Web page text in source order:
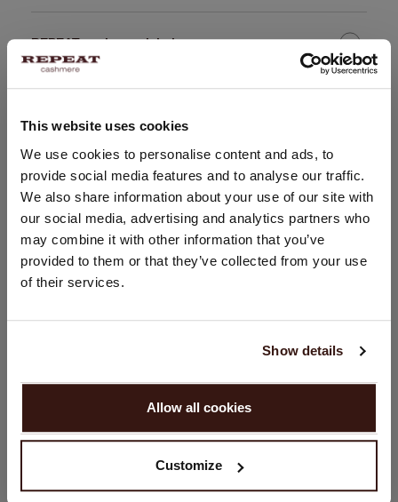
This website uses cookies
We use cookies to personalise content and ads, to
provide social media features and to analyse our traffic.
We also share information about your use of our site with
our social media, advertising and analytics partners who
may combine it with other information that you’ve
provided to them or that they’ve collected from your use
of their services.
Show details
Allow all cookies
Customize
REPEAT cashmere labels
LAND WIJZIGEN
U bezoekt Repeat cashmere vanuit Nederland (€). Wilt u uw
land wijzigen?
Land:
Verenigde Staten ($)
Nee, winkel verder inNederland (€)